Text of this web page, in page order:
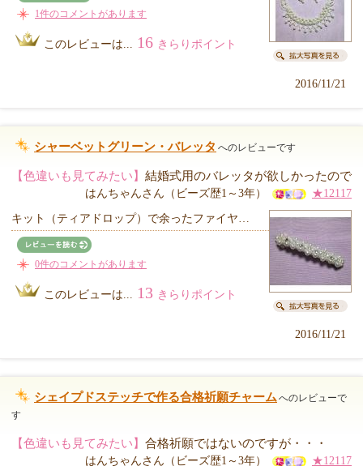
1件のコメントがあります
このレビューは... 16 きらりポイント
2016/11/21
シャーベットグリーン・バレッタ へのレビューです
【色違いも見てみたい】 結婚式用のバレッタが欲しかったので
はんちゃんさん（ビーズ歴1～3年） ★12117
キット（ティアドロップ）で余ったファイヤ…
0件のコメントがあります
このレビューは... 13 きらりポイント
2016/11/21
シェイプドステッチで作る合格祈願チャーム へのレビューで
す
【色違いも見てみたい】 合格祈願ではないのですが・・・
はんちゃんさん（ビーズ歴1～3年） ★12117